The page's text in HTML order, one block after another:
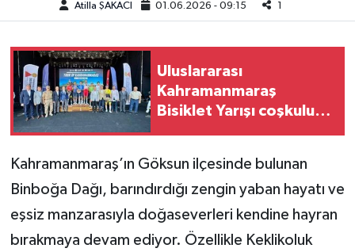
Atilla ŞAKACI 01.06.2026 - 09:15 1
Uluslararası
Kahramanmaraş
Bisiklet Yarışı coşkulu
Kahramanmaraş’ın Göksun ilçesinde bulunan
Binboğa Dağı, barındırdığı zengin yaban hayatı ve
eşsiz manzarasıyla doğaseverleri kendine hayran
bırakmaya devam ediyor. Özellikle Keklikoluk
Teknoloji
Yaşam
KAHRAMANMARAŞ